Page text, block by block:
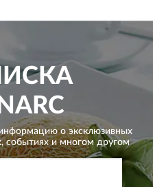
о эксклюзивных
событиях и многом другом